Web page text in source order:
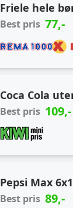
Friele hele
Best pris 77,-
Coca Cola
Best pris 109,-
Pepsi Max
Best pris 89,-